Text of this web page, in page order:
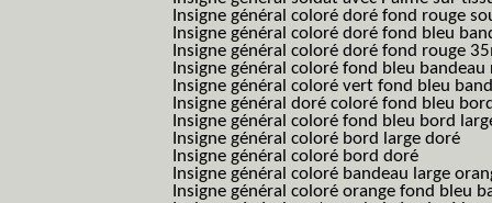
Insigne général coloré doré fond rouge
Insigne général coloré doré fond bleu
Insigne général coloré doré fond rouge
Insigne général coloré fond bleu
Insigne général coloré vert fond bleu
Insigne général doré coloré fond bleu
Insigne général coloré fond bleu bord
Insigne général coloré bord large doré
Insigne général coloré bord doré
Insigne général coloré bandeau large
Insigne général coloré orange fond bleu